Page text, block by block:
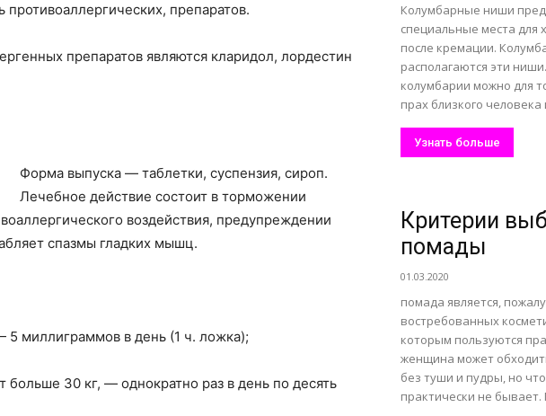
нем
препаратов.
препаратов являются кларидол, лордестин
Форма выпуска — таблетки, суспензия, сироп.
Лечебное действие состоит в торможении
воздействия, предупреждении
спазмы гладких мышц.
миллиграммов в день (1 ч. ложка);
30 кг, — однократно раз в день по десять
Колумбарные ниши
специальные места для
после кремации.
располагаются эти
колумбарии можно для
прах близкого человека
Узнать больше
Критерии
помады
01.03.2020
помада является,
востребованных
которым пользуются
женщина может
без туши и пудры, но
практически не бывает.